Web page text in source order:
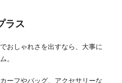
ラス
おしゃれさを出すなら、大事に
。
ーフやバッグ、アクセサリーな